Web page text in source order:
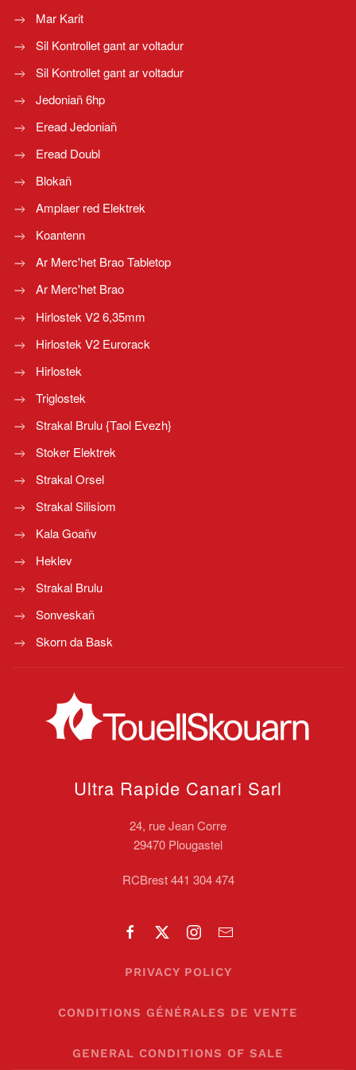
Mar Karit
Sil Kontrollet gant ar voltadur
Sil Kontrollet gant ar voltadur
Jedoniañ 6hp
Eread Jedoniañ
Eread Doubl
Blokañ
Amplaer red Elektrek
Koantenn
Ar Merc'het Brao Tabletop
Ar Merc'het Brao
Hirlostek V2 6,35mm
Hirlostek V2 Eurorack
Hirlostek
Triglostek
Strakal Brulu {Taol Evezh}
Stoker Elektrek
Strakal Orsel
Strakal Silisiom
Kala Goañv
Heklev
Strakal Brulu
Sonveskañ
Skorn da Bask
Ultra Rapide Canari Sarl
24, rue Jean Corre
29470 Plougastel
RCBrest 441 304 474
PRIVACY POLICY
CONDITIONS GÉNÉRALES DE VENTE
GENERAL CONDITIONS OF SALE